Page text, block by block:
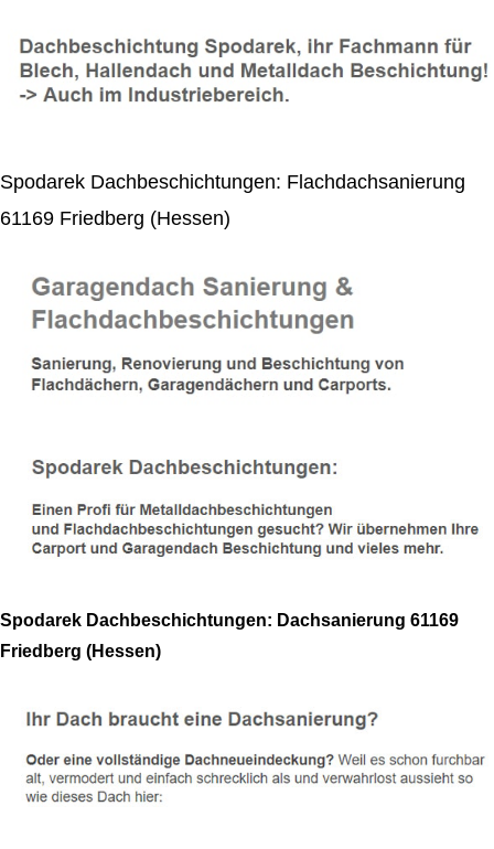
Spodarek Dachbeschichtungen: Flachdachsanierung
61169 Friedberg (Hessen)
Spodarek Dachbeschichtungen: Dachsanierung 61169
Friedberg (Hessen)